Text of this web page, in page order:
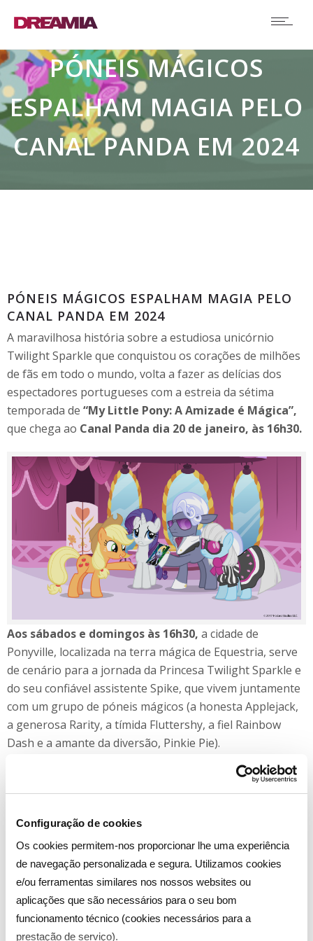
Configuração de cookies
Os cookies permitem-nos proporcionar lhe uma experiência
de navegação personalizada e segura. Utilizamos cookies
e/ou ferramentas similares nos nossos websites ou
aplicações que são necessários para o seu bom
funcionamento técnico (cookies necessários para a
prestação de serviço).
PÓNEIS MÁGICOS
ESPALHAM MAGIA PELO
CANAL PANDA EM 2024
PÓNEIS MÁGICOS ESPALHAM MAGIA PELO
CANAL PANDA EM 2024
A maravilhosa história sobre a estudiosa unicórnio
Twilight Sparkle que conquistou os corações de milhões
de fãs em todo o mundo, volta a fazer as delícias dos
espectadores portugueses com a estreia da sétima
temporada de “My Little Pony: A Amizade é Mágica”,
que chega ao Canal Panda dia 20 de janeiro, às 16h30.
Aos sábados e domingos às 16h30, a cidade de
Ponyville, localizada na terra mágica de Equestria, serve
de cenário para a jornada da Princesa Twilight Sparkle e
do seu confiável assistente Spike, que vivem juntamente
com um grupo de póneis mágicos (a honesta Applejack,
a generosa Rarity, a tímida Fluttershy, a fiel Rainbow
Dash e a amante da diversão, Pinkie Pie).
As aventuras para salvar Equestria, o relacionamento
entre os personagens com personalidades marcantes e
alguns dos temas representados ao longo destes 26
novos episódios onde as coloridas protagonistas de “My
Little Pony: A Amizade é Mágica” aprendem valiosas
lições sobre a magia mais poderosa de todas: a magia da
amizade.
A linha de brinquedos My Little Pony foi criada em 1983,